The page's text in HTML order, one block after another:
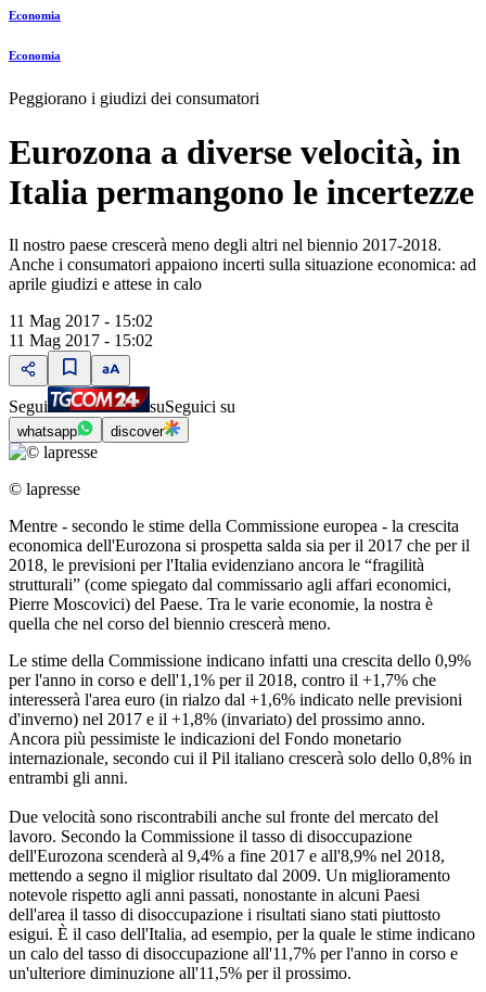
Economia
Economia
Peggiorano i giudizi dei consumatori
Eurozona a diverse velocità, in
Italia permangono le incertezze
Il nostro paese crescerà meno degli altri nel biennio 2017-2018.
Anche i consumatori appaiono incerti sulla situazione economica: ad
aprile giudizi e attese in calo
11 Mag 2017 - 15:02
11 Mag 2017 - 15:02
Segui suSeguici su
whatsapp discover
© lapresse
Mentre - secondo le stime della Commissione europea - la crescita
economica dell'Eurozona si prospetta salda sia per il 2017 che per il
2018, le previsioni per l'Italia evidenziano ancora le “fragilità
strutturali” (come spiegato dal commissario agli affari economici,
Pierre Moscovici) del Paese. Tra le varie economie, la nostra è
quella che nel corso del biennio crescerà meno.
Le stime della Commissione indicano infatti una crescita dello 0,9%
per l'anno in corso e dell'1,1% per il 2018, contro il +1,7% che
interesserà l'area euro (in rialzo dal +1,6% indicato nelle previsioni
d'inverno) nel 2017 e il +1,8% (invariato) del prossimo anno.
Ancora più pessimiste le indicazioni del Fondo monetario
internazionale, secondo cui il Pil italiano crescerà solo dello 0,8% in
entrambi gli anni.
Due velocità sono riscontrabili anche sul fronte del mercato del
lavoro. Secondo la Commissione il tasso di disoccupazione
dell'Eurozona scenderà al 9,4% a fine 2017 e all'8,9% nel 2018,
mettendo a segno il miglior risultato dal 2009. Un miglioramento
notevole rispetto agli anni passati, nonostante in alcuni Paesi
dell'area il tasso di disoccupazione i risultati siano stati piuttosto
esigui. È il caso dell'Italia, ad esempio, per la quale le stime indicano
un calo del tasso di disoccupazione all'11,7% per l'anno in corso e
un'ulteriore diminuzione all'11,5% per il prossimo.